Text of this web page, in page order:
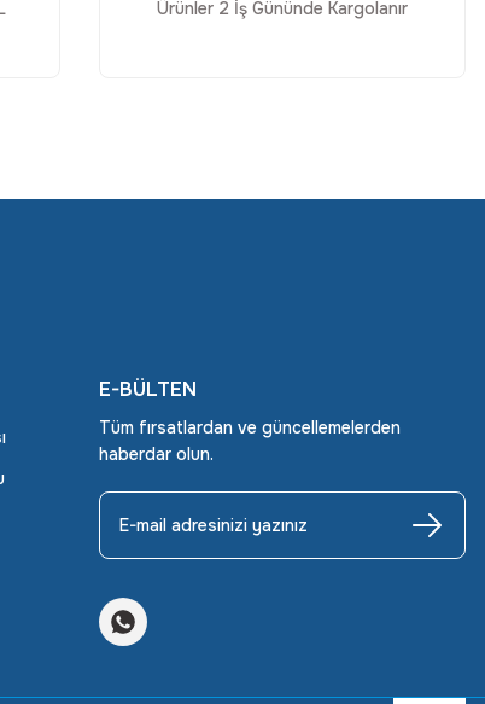
Ürünler 2 İş Gününde Kargolanır
E-BÜLTEN
Tüm fırsatlardan ve güncellemelerden
haberdar olun.